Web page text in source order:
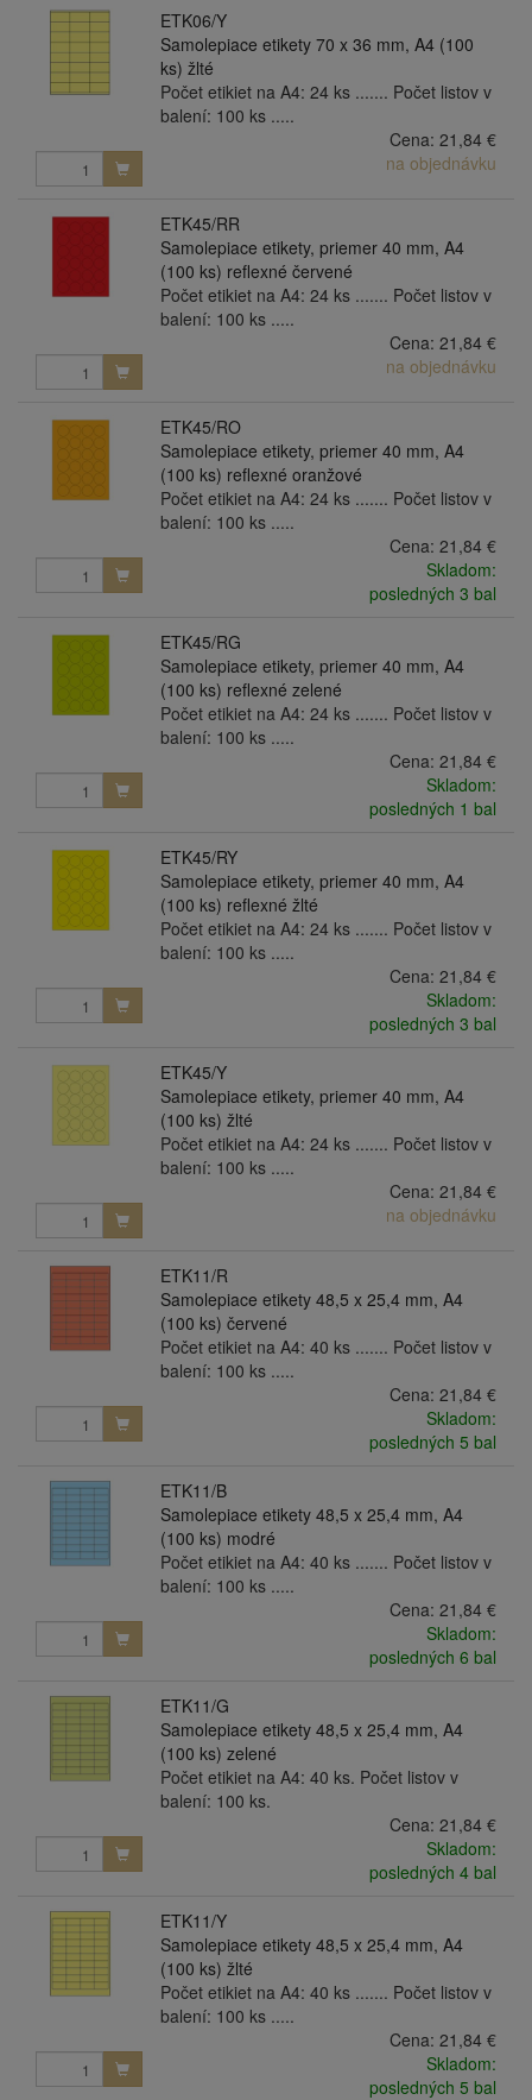
ETK06/Y
Samolepiace etikety 70 x 36 mm, A4 (100
ks) žlté
Počet etikiet na A4: 24 ks ....... Počet listov v
balení: 100 ks .....
Cena: 21,84 €
na objednávku
ETK45/RR
Samolepiace etikety, priemer 40 mm, A4
(100 ks) reflexné červené
Počet etikiet na A4: 24 ks ....... Počet listov v
balení: 100 ks .....
Cena: 21,84 €
na objednávku
ETK45/RO
Samolepiace etikety, priemer 40 mm, A4
(100 ks) reflexné oranžové
Počet etikiet na A4: 24 ks ....... Počet listov v
balení: 100 ks .....
Cena: 21,84 €
Skladom:
posledných 3 bal
ETK45/RG
Samolepiace etikety, priemer 40 mm, A4
(100 ks) reflexné zelené
Počet etikiet na A4: 24 ks ....... Počet listov v
balení: 100 ks .....
Cena: 21,84 €
Skladom:
posledných 1 bal
ETK45/RY
Samolepiace etikety, priemer 40 mm, A4
(100 ks) reflexné žlté
Počet etikiet na A4: 24 ks ....... Počet listov v
balení: 100 ks .....
Cena: 21,84 €
Skladom:
posledných 3 bal
ETK45/Y
Samolepiace etikety, priemer 40 mm, A4
(100 ks) žlté
Počet etikiet na A4: 24 ks ....... Počet listov v
balení: 100 ks .....
Cena: 21,84 €
na objednávku
ETK11/R
Samolepiace etikety 48,5 x 25,4 mm, A4
(100 ks) červené
Počet etikiet na A4: 40 ks ....... Počet listov v
balení: 100 ks .....
Cena: 21,84 €
Skladom:
posledných 5 bal
ETK11/B
Samolepiace etikety 48,5 x 25,4 mm, A4
(100 ks) modré
Počet etikiet na A4: 40 ks ....... Počet listov v
balení: 100 ks .....
Cena: 21,84 €
Skladom:
posledných 6 bal
ETK11/G
Samolepiace etikety 48,5 x 25,4 mm, A4
(100 ks) zelené
Počet etikiet na A4: 40 ks. Počet listov v
balení: 100 ks.
Cena: 21,84 €
Skladom:
posledných 4 bal
ETK11/Y
Samolepiace etikety 48,5 x 25,4 mm, A4
(100 ks) žlté
Počet etikiet na A4: 40 ks ....... Počet listov v
balení: 100 ks .....
Cena: 21,84 €
Skladom:
posledných 5 bal